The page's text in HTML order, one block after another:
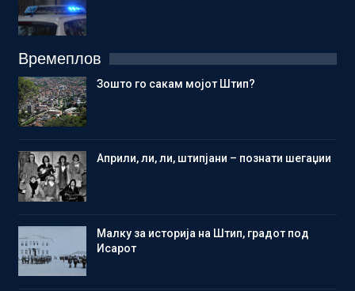
Времеплов
Зошто го сакам мојот Штип?
Aприли, ли, ли, штипјани – познати шегаџии
Малку за историја на Штип, градот под
Исарот